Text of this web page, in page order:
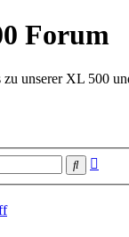
Forum
zu unserer XL 500
Suche